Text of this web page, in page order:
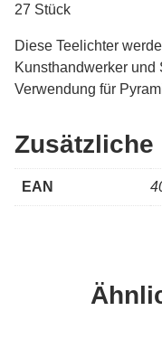
27 Stück
Diese Teelichter
Kunsthandwerker und
Verwendung für
Zusätzliche
EAN